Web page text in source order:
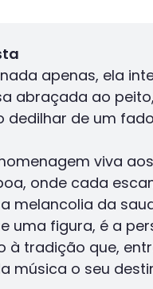
apenas, ela
abraçada ao
dedilhar de um
viva
onde cada
melancolia da
uma figura, é a
à tradição que,
música o seu